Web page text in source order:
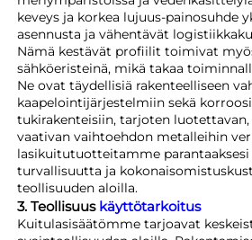
keveys ja korkea lujuus-painosuhde
asennusta ja vähentävät
Nämä kestävät profiilit toimivat
sähköeristeinä, mikä takaa
Ne ovat täydellisiä rakenteelliseen
kaapelointijärjestelmiin sekä
tukirakenteisiin, tarjoten
vaativan vaihtoehdon metalleihin
lasikuitutuotteitamme parantaaksesi
turvallisuutta ja
teollisuuden aloilla.
3. Teollisuus käyttötarkoitus
Kuitulasisäätömme tarjoavat